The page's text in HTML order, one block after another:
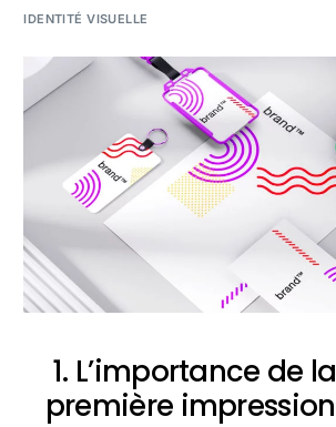
IDENTITÉ VISUELLE
1. L’importance de la
première impression